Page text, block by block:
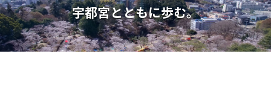
宇都宮とともに歩む。